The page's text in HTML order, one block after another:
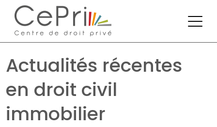
Actualités récentes
en droit civil
immobilier